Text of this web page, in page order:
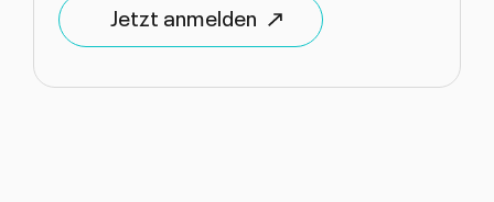
Jetzt anmelden